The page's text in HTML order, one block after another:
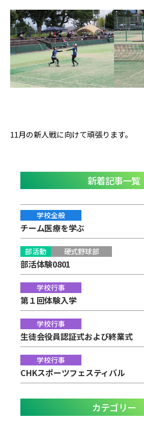
11月の新人戦に向けて頑張ります。
新着記事一覧
学校全般
チーム医療を学ぶ
部活動 硬式野球部
部活体験0801
学校行事
第１回体験入学
学校行事
生徒会役員認証式および終業式
学校行事
CHKスポーツフェスティバル
カテゴリー